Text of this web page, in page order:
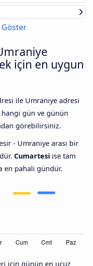
Göster
için en uygun
ile Umraniye adresi
gün ve günün
görebilirsiniz.
- Umraniye arası bir
Cumartesi ise tam
en pahalı gündür.
için günün en ucuz